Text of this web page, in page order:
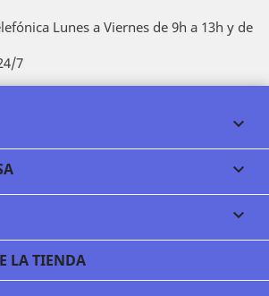
Lunes a Viernes de 9h a 13h y de
7



LA TIENDA